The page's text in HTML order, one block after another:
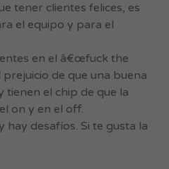
tener clientes felices, es
el equipo y para el
en el â€œfuck the
prejuicio de que una buena
tienen el chip de que la
on y en el off.
hay desafíos. Si te gusta la